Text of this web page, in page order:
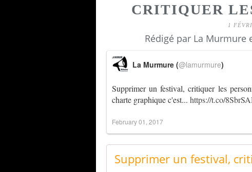
CRITIQUER
1
Rédigé par La
Supprimer un festival, critiquer les
charte graphique c'est... https://t.co/
La Murmure (@lamurmure)
February 01, 2017